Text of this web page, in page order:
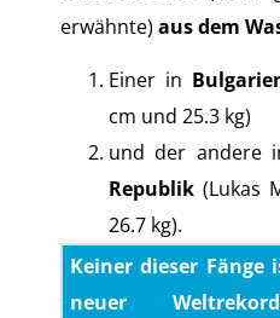
erwähnte) aus dem
Einer in
cm und 25.3 kg)
und der andere
Republik (Lukas
26.7 kg).
Keiner dieser Fänge
neuer